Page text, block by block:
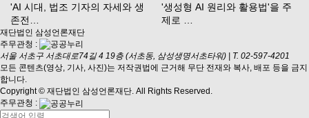
'AI 시대, 법조 기자의 자세와 생
존전…
'생성형 AI 원리와 활용법'을 주
제로 …
재단법인 삼성언론재단
주무관청 :
서울 서초구 서초대로74길 4 19층 (서초동, 삼성생명서초타워)
T. 02-597-4201
모든 콘텐츠(영상, 기사, 사진)는 저작권법에 근거해 무단 전재와 복사, 배포 등을 금지
합니다.
Copyright © 재단법인 삼성언론재단. All Rights Reserved.
주무관청 :